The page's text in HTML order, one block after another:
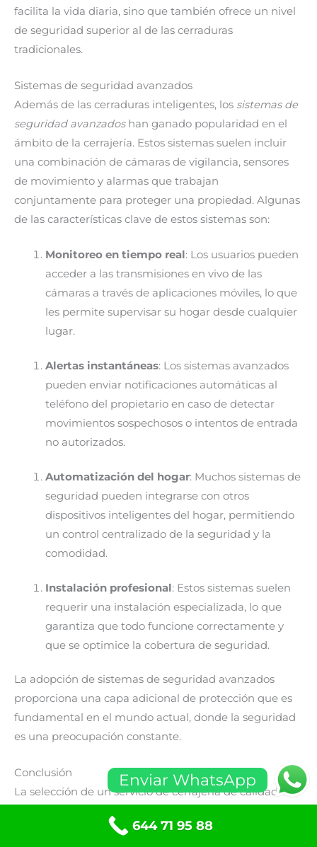
facilita la vida diaria, sino que también ofrece un nivel
de seguridad superior al de las cerraduras
tradicionales.
Sistemas de seguridad avanzados
Además de las cerraduras inteligentes, los sistemas de
seguridad avanzadoshan ganado popularidad en el
ámbito de la cerrajería. Estos sistemas suelen incluir
una combinación de cámaras de vigilancia, sensores
de movimiento y alarmas que trabajan
conjuntamente para proteger una propiedad. Algunas
de las características clave de estos sistemas son:
Monitoreo en tiempo real: Los usuarios pueden
acceder a las transmisiones en vivo de las
cámaras a través de aplicaciones móviles, lo que
les permite supervisar su hogar desde cualquier
lugar.
Alertas instantáneas: Los sistemas avanzados
pueden enviar notificaciones automáticas al
teléfono del propietario en caso de detectar
movimientos sospechosos o intentos de entrada
no autorizados.
Automatización del hogar: Muchos sistemas de
seguridad pueden integrarse con otros
dispositivos inteligentes del hogar, permitiendo
un control centralizado de la seguridad y la
comodidad.
Instalación profesional: Estos sistemas suelen
requerir una instalación especializada, lo que
garantiza que todo funcione correctamente y
que se optimice la cobertura de seguridad.
La adopción de sistemas de seguridad avanzados
proporciona una capa adicional de protección que es
fundamental en el mundo actual, donde la seguridad
es una preocupación constante.
Conclusión
La selección de un servicio de cerrajería de calidad en
de su hogar o negocio. Con la variedad de opciones
Enviar WhatsApp
644 71 95 88